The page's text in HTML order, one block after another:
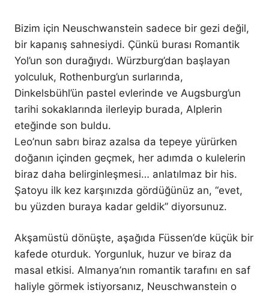
Bizim için Neuschwanstein sadece bir gezi değil,
bir kapanış sahnesiydi. Çünkü burası Romantik
Yol’un son durağıydı. Würzburg’dan başlayan
yolculuk, Rothenburg’un surlarında,
Dinkelsbühl’ün pastel evlerinde ve Augsburg’un
tarihi sokaklarında ilerleyip burada, Alplerin
eteğinde son buldu.
Leo’nun sabrı biraz azalsa da tepeye yürürken
doğanın içinden geçmek, her adımda o kulelerin
biraz daha belirginleşmesi… anlatılmaz bir his.
Şatoyu ilk kez karşınızda gördüğünüz an, “evet,
bu yüzden buraya kadar geldik” diyorsunuz.
Akşamüstü dönüşte, aşağıda Füssen’de küçük bir
kafede oturduk. Yorgunluk, huzur ve biraz da
masal etkisi. Almanya’nın romantik tarafını en saf
haliyle görmek istiyorsanız, Neuschwanstein o